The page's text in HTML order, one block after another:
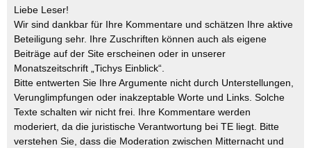
Liebe Leser!
Wir sind dankbar für Ihre Kommentare und schätzen Ihre aktive
Beteiligung sehr. Ihre Zuschriften können auch als eigene
Beiträge auf der Site erscheinen oder in unserer
Monatszeitschrift „Tichys Einblick“.
Bitte entwerten Sie Ihre Argumente nicht durch Unterstellungen,
Verunglimpfungen oder inakzeptable Worte und Links. Solche
Texte schalten wir nicht frei. Ihre Kommentare werden
moderiert, da die juristische Verantwortung bei TE liegt. Bitte
verstehen Sie, dass die Moderation zwischen Mitternacht und